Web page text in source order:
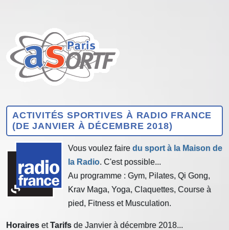
ACTIVITÉS SPORTIVES À RADIO FRANCE
(DE JANVIER À DÉCEMBRE 2018)
Vous voulez faire du sport à la Maison de
la Radio. C'est possible...
Au programme : Gym, Pilates, Qi Gong,
Krav Maga, Yoga, Claquettes, Course à
pied, Fitness et Musculation.
Horaires etTarifs de Janvier à décembre 2018...